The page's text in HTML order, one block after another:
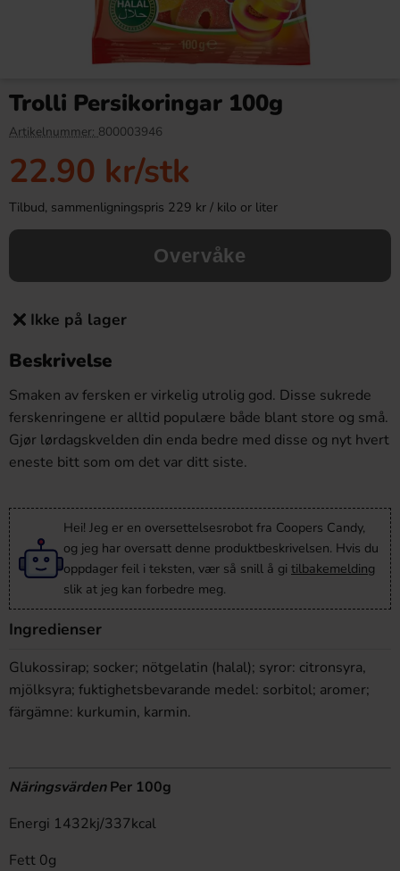
Köp
Chocolate 50g
34.90 kr
Trolli Persikoringar 100g
Artikelnummer: 800003946
22.90 kr/stk
Tilbud, sammenligningspris 229 kr / kilo or liter
Overvåke
Ikke på lager
Beskrivelse
Smaken av fersken er virkelig utrolig god. Disse sukrede
ferskenringene er alltid populære både blant store og små.
Gjør lørdagskvelden din enda bedre med disse og nyt hvert
eneste bitt som om det var ditt siste.
Hei! Jeg er en oversettelsesrobot fra Coopers Candy,
og jeg har oversatt denne produktbeskrivelsen. Hvis du
oppdager feil i teksten, vær så snill å gi tilbakemelding
slik at jeg kan forbedre meg.
Ingredienser
Glukossirap; socker; nötgelatin (halal); syror: citronsyra,
mjölksyra; fuktighetsbevarande medel: sorbitol; aromer;
färgämne: kurkumin, karmin.
NäringsvärdenPer 100g
Energi 1432kj/337kcal
Fett 0g